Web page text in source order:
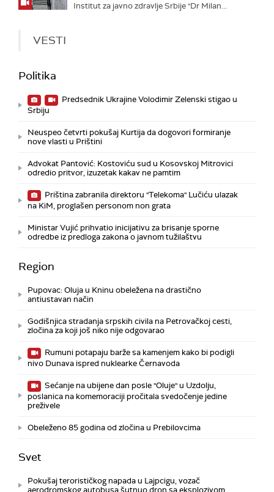
Institut za javno zdravlje Srbije "Dr Milan...
VESTI
Politika
Predsednik Ukrajine Volodimir Zelenski stigao u
Srbiju
Neuspeo četvrti pokušaj Kurtija da dogovori formiranje
nove vlasti u Prištini
Advokat Pantović: Kostoviću sud u Kosovskoj Mitrovici
odredio pritvor, izuzetak kakav ne pamtim
Priština zabranila direktoru "Telekoma" Lučiću ulazak
na KiM, proglašen personom non grata
Ministar Vujić prihvatio inicijativu za brisanje sporne
odredbe iz predloga zakona o javnom tužilaštvu
Region
Pupovac: Oluja u Kninu obeležena na drastično
antiustavan način
Godišnjica stradanja srpskih civila na Petrovačkoj cesti,
zločina za koji još niko nije odgovarao
Rumuni potapaju barže sa kamenjem kako bi podigli
nivo Dunava ispred nuklearke Černavoda
Sećanje na ubijene dan posle "Oluje" u Uzdolju,
poslanica na komemoraciji pročitala svedočenje jedine
preživele
Obeleženo 85 godina od zločina u Prebilovcima
Svet
Pokušaj terorističkog napada u Lajpcigu, vozač
aerodromskog autobusa šutnuo dron sa eksplozivom